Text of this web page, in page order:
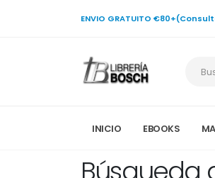
ENVIO GRATUITO
INICIO EBOOKS